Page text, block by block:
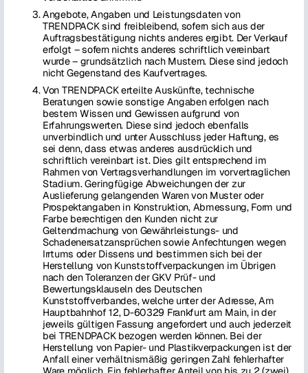
Angebote, Angaben und Leistungsdaten von
TRENDPACK sind freibleibend, sofern sich aus der
Auftragsbestätigung nichts anderes ergibt. Der Verkauf
erfolgt – sofern nichts anderes schriftlich vereinbart
wurde – grundsätzlich nach Mustern. Diese sind jedoch
nicht Gegenstand des Kaufvertrages.
Von TRENDPACK erteilte Auskünfte, technische
Beratungen sowie sonstige Angaben erfolgen nach
bestem Wissen und Gewissen aufgrund von
Erfahrungswerten. Diese sind jedoch ebenfalls
unverbindlich und unter Ausschluss jeder Haftung, es
sei denn, dass etwas anderes ausdrücklich und
schriftlich vereinbart ist. Dies gilt entsprechend im
Rahmen von Vertragsverhandlungen im vorvertraglichen
Stadium. Geringfügige Abweichungen der zur
Auslieferung gelangenden Waren von Muster oder
Prospektangaben in Konstruktion, Abmessung, Form und
Farbe berechtigen den Kunden nicht zur
Geltendmachung von Gewährleistungs- und
Schadenersatzansprüchen sowie Anfechtungen wegen
Irrtums oder Dissens und bestimmen sich bei der
Herstellung von Kunststoffverpackungen im Übrigen
nach den Toleranzen der GKV Prüf- und
Bewertungsklauseln des Deutschen
Kunststoffverbandes, welche unter der Adresse, Am
Hauptbahnhof 12, D-60329 Frankfurt am Main, in der
jeweils gültigen Fassung angefordert und auch jederzeit
bei TRENDPACK bezogen werden können. Bei der
Herstellung von Papier- und Plastikverpackungen ist der
Anfall einer verhältnismäßig geringen Zahl fehlerhafter